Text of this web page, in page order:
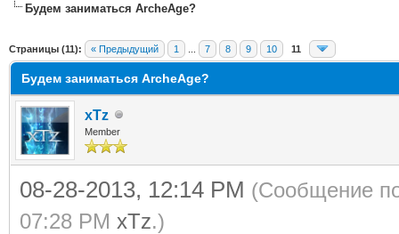
Будем заниматься ArcheAge?
Страницы (11): « Предыдущий 1 7 8 9 10 11
Будем заниматься ArcheAge?
xTz
Member
08-28-2013, 12:14 PM (Сообщение
07:28 PM xTz.)